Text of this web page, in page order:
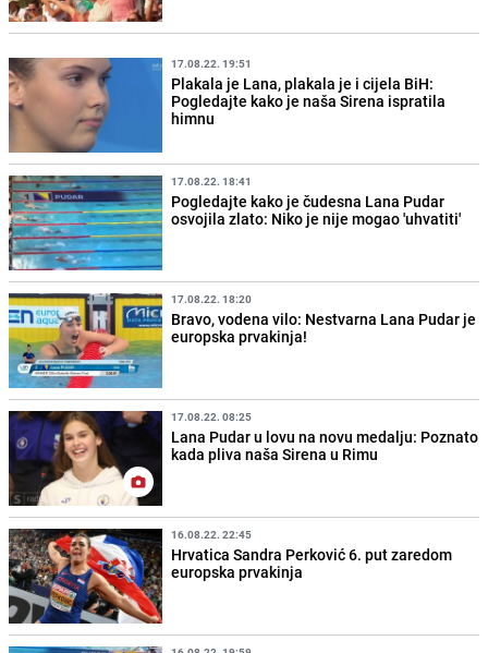
17.08.22. 19:51
Plakala je Lana, plakala je i cijela BiH:
Pogledajte kako je naša Sirena ispratila
himnu
17.08.22. 18:41
Pogledajte kako je čudesna Lana Pudar
osvojila zlato: Niko je nije mogao 'uhvatiti'
17.08.22. 18:20
Bravo, vodena vilo: Nestvarna Lana Pudar je
europska prvakinja!
17.08.22. 08:25
Lana Pudar u lovu na novu medalju: Poznato
kada pliva naša Sirena u Rimu
16.08.22. 22:45
Hrvatica Sandra Perković 6. put zaredom
europska prvakinja